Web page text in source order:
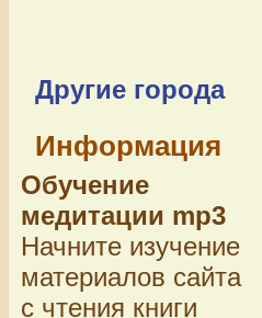
Другие города
Информация
Обучение
медитации mp3
Начните изучение
материалов сайта
с чтения книги